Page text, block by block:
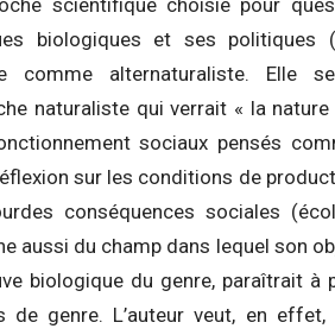
biologiques et ses politiques
comme alternaturaliste. Elle
naturaliste qui verrait « la
sociaux pensés
sur les conditions de
conséquences sociales
aussi du champ dans lequel son
biologique du genre, paraîtrait à
de genre. L’auteur veut, en effet,